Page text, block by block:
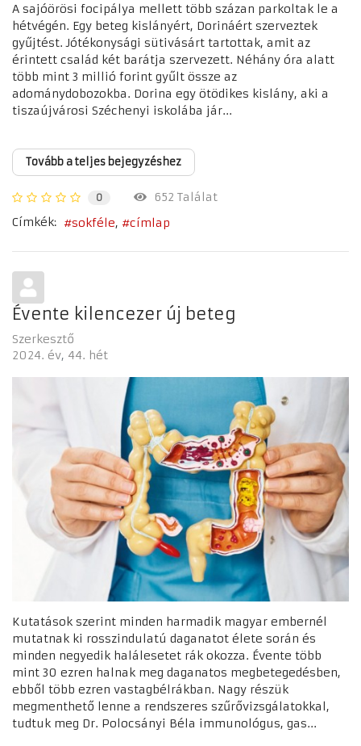
A sajóörösi focipálya mellett több százan parkoltak le a
hétvégén. Egy beteg kislányért, Dorináért szerveztek
gyűjtést. Jótékonysági sütivásárt tartottak, amit az
érintett család két barátja szervezett. Néhány óra alatt
több mint 3 millió forint gyűlt össze az
adománydobozokba. Dorina egy ötödikes kislány, aki a
tiszaújvárosi Széchenyi iskolába jár...
Tovább a teljes bejegyzéshez
0
652 Találat
Címkék:
sokféle címlap
Évente kilencezer új beteg
Szerkesztő
2024. év 44. hét
Kutatások szerint minden harmadik magyar embernél
mutatnak ki rosszindulatú daganatot élete során és
minden negyedik halálesetet rák okozza. Évente több
mint 30 ezren halnak meg daganatos megbetegedésben,
ebből több ezren vastagbélrákban. Nagy részük
megmenthető lenne a rendszeres szűrővizsgálatokkal,
tudtuk meg Dr. Polocsányi Béla immunológus, gas...